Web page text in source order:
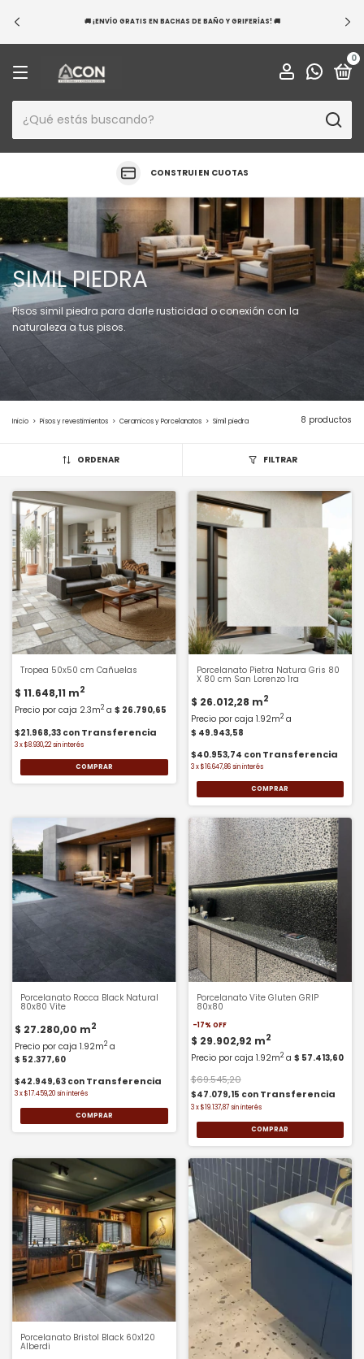
Y GRIFERÍAS! 🚚
💳 ¡EXCLUSIVO BANCO NACIÓN! 20 CUOTAS
APROVECHÁ HOY Y RENOVÁ
0
CONSTRUI EN CUOTAS
SIMIL PIEDRA
Pisos simil piedra para darle rusticidad o conexión con la
naturaleza a tus pisos.
Inicio > Pisos y revestimientos > Ceramicos y Porcelanatos > Simil piedra 8 productos
ORDENAR FILTRAR
Tropea 50x50 cm Cañuelas
$ 11.648,11 m2
Precio por caja 2.3m2 a $ 26.790,65
$21.968,33 con
3x$8.930,22sin interés
COMPRAR
Porcelanato Pietra Natura Gris 80
X 80 cm San Lorenzo 1ra
$ 26.012,28 m2
Precio por caja 1.92m2a
$ 49.943,58
$40.953,74 con
3 x$16.647,86 sin interés
COMPRAR
Porcelanato Rocca Black Natural
80x80 Vite
$ 27.280,00 m2
Precio por caja 1.92m2 a
$ 52.377,60
$42.949,63 con
3x$17.459,20sin interés
COMPRAR
Porcelanato Vite Gluten GRIP
80x80
-17%OFF
$ 29.902,92 m2
Precio por caja 1.92m2a $ 57.413,60
$69.545,20
$47.079,15 con
3 x$19.137,87 sin interés
COMPRAR
Porcelanato Bristol Black 60x120
Alberdi